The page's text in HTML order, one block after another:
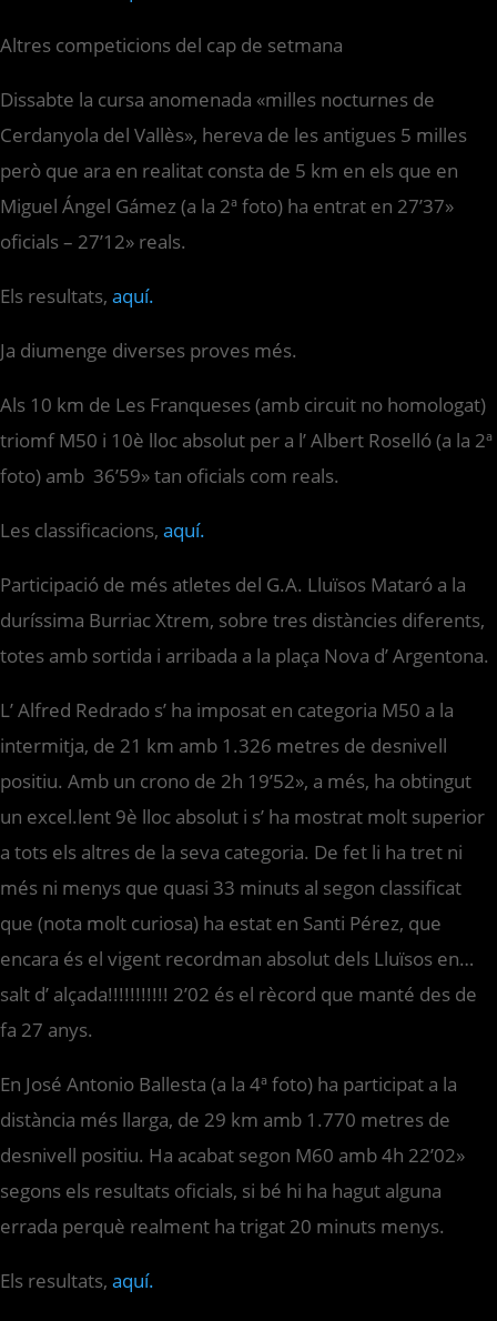
Altres competicions del cap de setmana
Dissabte la cursa anomenada «milles nocturnes de
Cerdanyola del Vallès», hereva de les antigues 5 milles
però que ara en realitat consta de 5 km en els que en
Miguel Ángel Gámez (a la 2ª foto) ha entrat en 27’37»
oficials – 27’12» reals.
Els resultats, aquí.
Ja diumenge diverses proves més.
Als 10 km de Les Franqueses (amb circuit no homologat)
triomf M50 i 10è lloc absolut per a l’ Albert Roselló (a la 2ª
foto) amb 36’59» tan oficials com reals.
Les classificacions, aquí.
Participació de més atletes del G.A. Lluïsos Mataró a la
duríssima Burriac Xtrem, sobre tres distàncies diferents,
totes amb sortida i arribada a la plaça Nova d’ Argentona.
L’ Alfred Redrado s’ ha imposat en categoria M50 a la
intermitja, de 21 km amb 1.326 metres de desnivell
positiu. Amb un crono de 2h 19’52», a més, ha obtingut
un excel.lent 9è lloc absolut i s’ ha mostrat molt superior
a tots els altres de la seva categoria. De fet li ha tret ni
més ni menys que quasi 33 minuts al segon classificat
que (nota molt curiosa) ha estat en Santi Pérez, que
encara és el vigent recordman absolut dels Lluïsos en…
salt d’ alçada!!!!!!!!!!! 2’02 és el rècord que manté des de
fa 27 anys.
En José Antonio Ballesta (a la 4ª foto) ha participat a la
distància més llarga, de 29 km amb 1.770 metres de
desnivell positiu. Ha acabat segon M60 amb 4h 22’02»
segons els resultats oficials, si bé hi ha hagut alguna
errada perquè realment ha trigat 20 minuts menys.
Els resultats, aquí.